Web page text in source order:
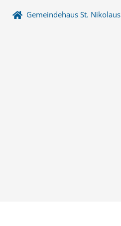
Gemeindehaus St. Nikolaus